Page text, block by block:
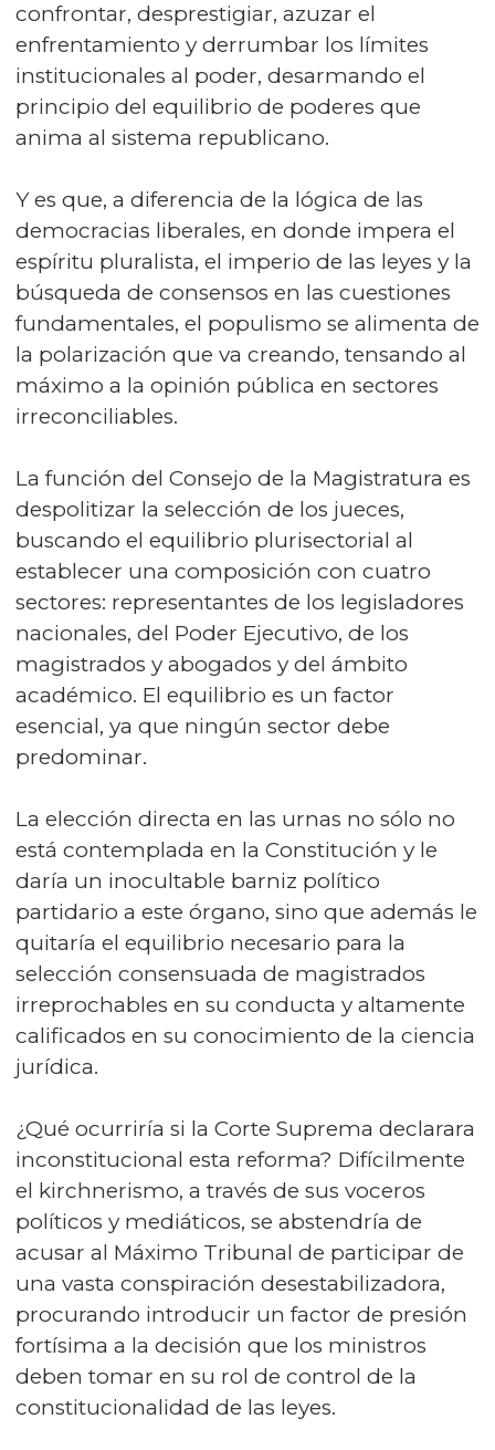
confrontar, desprestigiar, azuzar el
enfrentamiento y derrumbar los límites
institucionales al poder, desarmando el
principio del equilibrio de poderes que
anima al sistema republicano.
Y es que, a diferencia de la lógica de las
democracias liberales, en donde impera el
espíritu pluralista, el imperio de las leyes y la
búsqueda de consensos en las cuestiones
fundamentales, el populismo se alimenta de
la polarización que va creando, tensando al
máximo a la opinión pública en sectores
irreconciliables.
La función del Consejo de la Magistratura es
despolitizar la selección de los jueces,
buscando el equilibrio plurisectorial al
establecer una composición con cuatro
sectores: representantes de los legisladores
nacionales, del Poder Ejecutivo, de los
magistrados y abogados y del ámbito
académico. El equilibrio es un factor
esencial, ya que ningún sector debe
predominar.
La elección directa en las urnas no sólo no
está contemplada en la Constitución y le
daría un inocultable barniz político
partidario a este órgano, sino que además le
quitaría el equilibrio necesario para la
selección consensuada de magistrados
irreprochables en su conducta y altamente
calificados en su conocimiento de la ciencia
jurídica.
¿Qué ocurriría si la Corte Suprema declarara
inconstitucional esta reforma? Difícilmente
el kirchnerismo, a través de sus voceros
políticos y mediáticos, se abstendría de
acusar al Máximo Tribunal de participar de
una vasta conspiración desestabilizadora,
procurando introducir un factor de presión
fortísima a la decisión que los ministros
deben tomar en su rol de control de la
constitucionalidad de las leyes.